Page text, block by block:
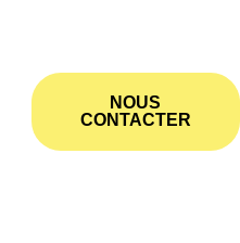
NOUS
CONTACTER